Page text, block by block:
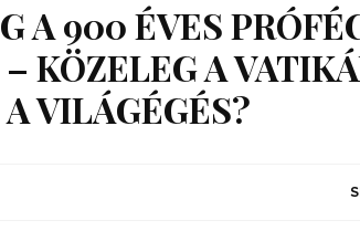
A 900 ÉVES
– KÖZELEG A
VILÁGÉGÉS?